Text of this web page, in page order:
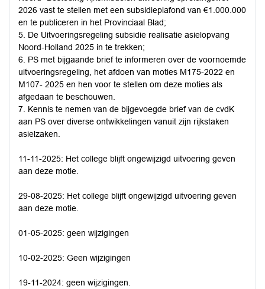
2026 vast te stellen met een subsidieplafond van €1.000.000
en te publiceren in het Provinciaal Blad;
5. De Uitvoeringsregeling subsidie realisatie asielopvang
Noord-Holland 2025 in te trekken;
6. PS met bijgaande brief te informeren over de voornoemde
uitvoeringsregeling, het afdoen van moties M175-2022 en
M107- 2025 en hen voor te stellen om deze moties als
afgedaan te beschouwen.
7. Kennis te nemen van de bijgevoegde brief van de cvdK
aan PS over diverse ontwikkelingen vanuit zijn rijkstaken
asielzaken.
11-11-2025: Het college blijft ongewijzigd uitvoering geven
aan deze motie.
29-08-2025: Het college blijft ongewijzigd uitvoering geven
aan deze motie.
01-05-2025: geen wijzigingen
10-02-2025: Geen wijzigingen
19-11-2024: geen wijzigingen.